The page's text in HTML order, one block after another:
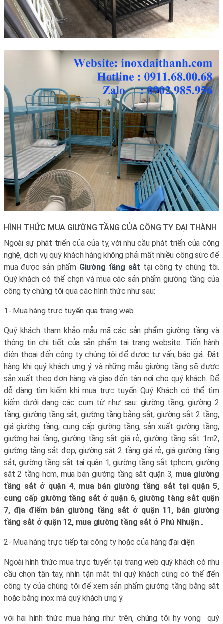
HÌNH THỨC MUA GIƯỜNG TẦNG CỦA CÔNG TY ĐẠI THÀNH
Ngoài sự phát triển của của ty, với nhu cầu phát triển của công
nghệ, dịch vụ quý khách hàng không phải mất nhiều công sức để
mua được sản phẩm Giường tầng sắt tại công ty chúng tôi.
Quý khách có thể chọn và mua các sản phẩm giường tầng của
công ty chúng tôi qua các hình thức như sau:
1- Mua hàng trực tuyến qua trang web
Quý khách tham khảo mẫu mã các sản phẩm giường tầng và
thông tin chi tiết của sản phẩm tại trang website. Tiến hành
điện thoại đến công ty chúng tôi để được tư vấn, báo giá. Đặt
hàng khi quý khách ưng ý và những mẫu giường tầng sẽ được
sản xuất theo đơn hàng và giao đến tận nơi cho quý khách. Để
dễ dàng tìm kiếm khi mua trực tuyến Quý Khách có thể tìm
kiếm dưới dạng các cụm từ như sau: giường tầng, giường 2
tầng, giường tầng sắt, giường tầng bằng sắt, giường sắt 2 tầng,
giá giường tầng, cung cấp giường tầng, sản xuất giường tầng,
giường hai tầng, giường tầng sắt giá rẻ, giường tầng sắt 1m2,
giường tằng sắt đẹp, giường sắt 2 tầng giá rẻ, giá giường tầng
sắt, giường tầng sắt tại quận 1, giường tầng sắt tphcm, giường
sắt 2 tầng hcm, mua bán giường tầng sắt quận 3, mua giường
tầng sắt ở quận 4, mua bán giường tầng sắt tại quận 5,
cung cấp giường tầng sắt ở quận 6, giường tàng sắt quận
7, địa điểm bán giường tầng sắt ở quận 11, bán giường
tầng sắt ở quận 12, mua giường tầng sắt ở Phú Nhuận...
2- Mua hàng trực tiếp tại công ty hoặc của hàng đại diện
Ngoài hình thức mua trực tuyến tại trang web quý khách có nhu
cầu chọn tận tay, nhìn tận mắt thì quý khách cũng có thể đến
công ty của chúng tôi để xem sản phẩm giường tầng bằng sắt
hoặc bằng inox mà quý khách ưng ý.
với hai hình thức mua hàng như trên, chúng tôi hy vọng quý